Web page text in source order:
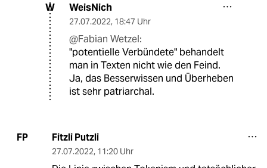
W WeisNich
27.07.2022, 18:47 Uhr
@Fabian Wetzel:
"potentielle Verbündete" behandelt
man in Texten nicht wie den Feind.
Ja, das Besserwissen und Überheben
ist sehr patriarchal.
FP Fitzli Putzli
27.07.2022, 11:20 Uhr